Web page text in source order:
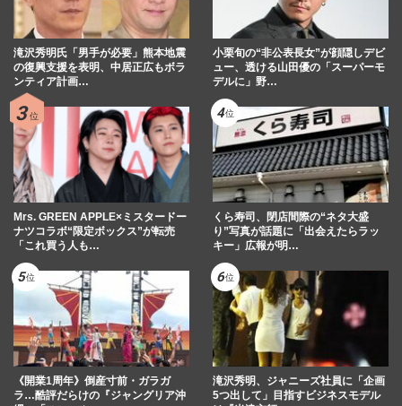
滝沢秀明氏「男手が必要」熊本地震
の復興支援を表明、中居正広もボラ
ンティア計画…
小栗旬の“非公表長女”が顔隠しデビ
ュー、透ける山田優の「スーパーモ
デルに」野…
Mrs. GREEN APPLE×ミスタードー
ナツコラボ“限定ボックス”が転売
「これ買う人も…
くら寿司、閉店間際の“ネタ大盛
り”写真が話題に「出会えたらラッ
キー」広報が明…
《開業1周年》倒産寸前・ガラガ
ラ…酷評だらけの『ジャングリア沖
滝沢秀明、ジャニーズ社員に「企画
5つ出して」目指すビジネスモデル